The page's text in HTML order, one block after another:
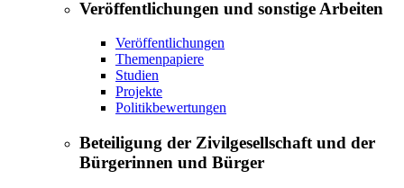
Veröffentlichungen und sonstige Arbeiten
Veröffentlichungen
Themenpapiere
Studien
Projekte
Politikbewertungen
Beteiligung der Zivilgesellschaft und der
Bürgerinnen und Bürger